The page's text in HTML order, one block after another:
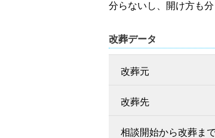
分らないし、開け方も
改葬データ
改葬元
改葬先
相談開始から改葬ま